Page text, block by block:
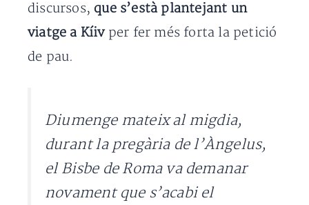
discursos, que s’està plantejant un
viatge a Kíivper fer més forta la petició
de pau.
Diumenge mateix al migdia,
durant la pregària de l’Àngelus,
el Bisbe de Roma va demanar
novament que s’acabi el